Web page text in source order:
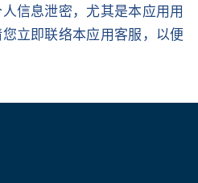
信息泄密，尤其是本应用用
立即联络本应用客服，以便